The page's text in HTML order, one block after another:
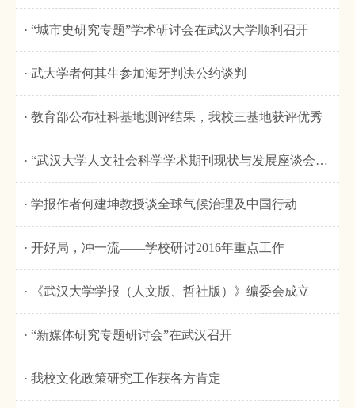
· “城市史研究专题”学术研讨会在武汉大学顺利召开
· 武大学者何其生参加海牙判决公约谈判
· 教育部公布社科基地测评结果，我校三基地获评优秀
· “武汉大学人文社会科学学术期刊现状与发展座谈会”成功举办
· 学报作者何建坤教授谈全球气候治理及中国行动
· 开好局，冲一流——学校研讨2016年重点工作
· 《武汉大学学报（人文版、哲社版）》编委会成立
· “新媒体研究专题研讨会”在武汉召开
· 我校文化政策研究工作获各方肯定